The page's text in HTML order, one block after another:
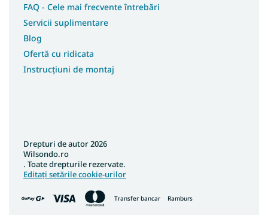
FAQ - Cele mai frecvente întrebări
Servicii suplimentare
Blog
Ofertă cu ridicata
Instrucțiuni de montaj
Transfer bancar Ramburs
Drepturi de autor 2026
Wilsondo.ro
. Toate drepturile rezervate.
Editați setările cookie-urilor